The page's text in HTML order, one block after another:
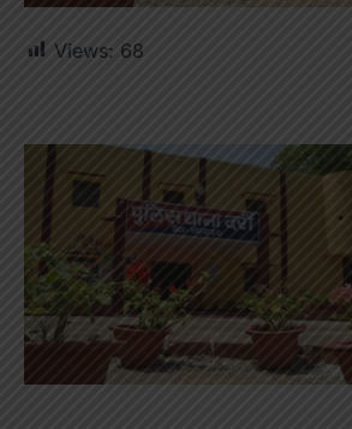
Views: 68